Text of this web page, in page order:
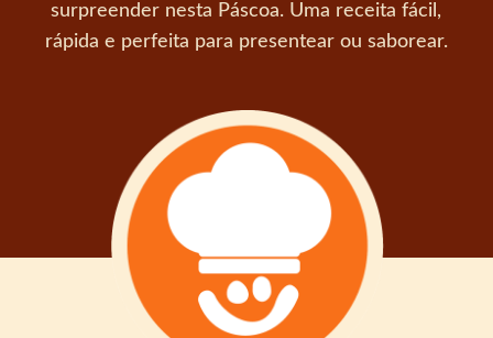
surpreender nesta Páscoa. Uma receita fácil,
rápida e perfeita para presentear ou saborear.